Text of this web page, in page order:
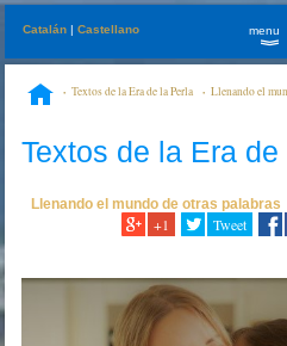
Catalán |Castellano menu
Textos de la Era de la Perla
Llenando el
Textos de la Era de
Llenando el mundo de otras palabras
+1 Tweet